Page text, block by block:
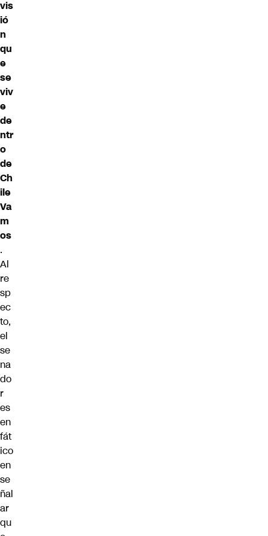
vis
ió
n
qu
e
se
viv
e
de
ntr
o
de
Ch
ile
Va
m
os
.
Al
re
sp
ec
to,
el
se
na
do
r
es
en
fát
ico
en
se
ñal
ar
qu